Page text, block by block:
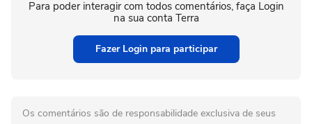
Para poder interagir com todos comentários, faça Login
na sua conta Terra
Fazer Login para participar
Os comentários são de responsabilidade exclusiva de seus